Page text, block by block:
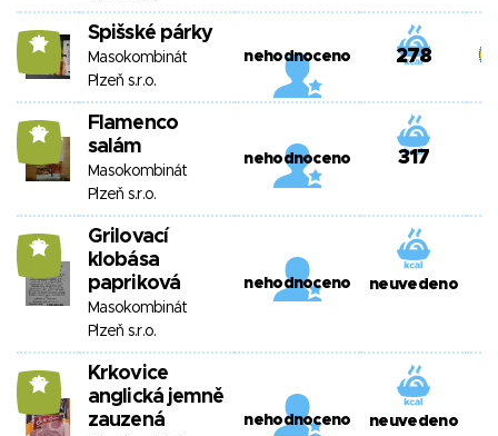
14 Spišské párky
Masokombinát
Plzeň s.r.o.
nehodnoceno 278
13
Flamenco
salám
Masokombinát
Plzeň s.r.o.
nehodnoceno 317
13
Grilovací
klobása
papriková
Masokombinát
Plzeň s.r.o.
nehodnoceno neuvedeno
13
Krkovice
anglická jemně
zauzená
nehodnoceno neuvedeno